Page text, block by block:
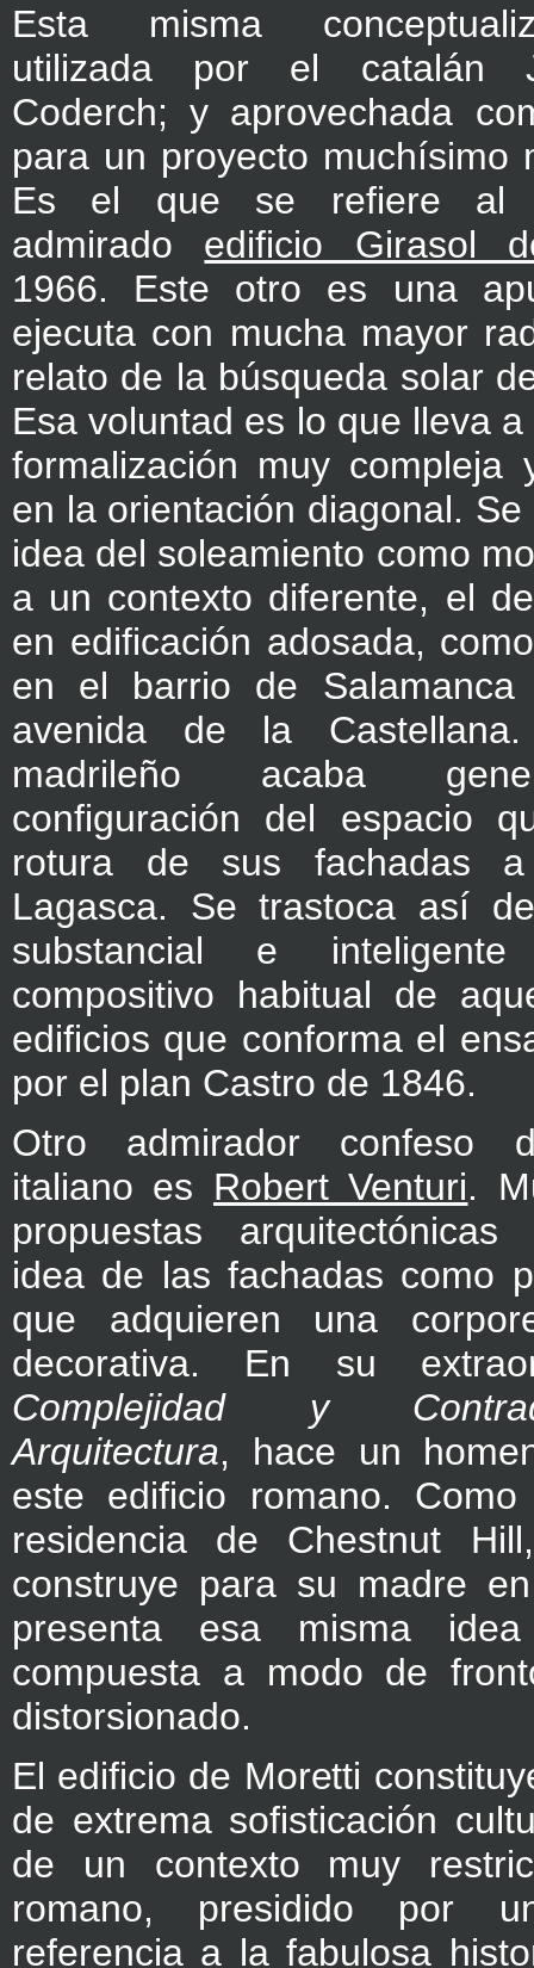
Esta misma
utilizada por el catalán
Coderch; y aprovechada
para un proyecto muchísimo
Es el que se refiere al
admirado edificio Girasol
1966. Este otro es una
ejecuta con mucha mayor
relato de la búsqueda solar
Esa voluntad es lo que lleva
formalización muy compleja
en la orientación diagonal.
idea del soleamiento como
a un contexto diferente, el
en edificación adosada,
en el barrio de
avenida de la
madrileño acaba
configuración del espacio
rotura de sus fachadas
Lagasca. Se trastoca así
substancial e
compositivo habitual de
edificios que conforma el
por el plan Castro de 1846.
Otro admirador confeso
italiano es Robert Venturi.
propuestas
idea de las fachadas como
que adquieren una
decorativa. En su
Complejidad y
Arquitectura, hace un
este edificio romano.
residencia de Chestnut
construye para su madre
presenta esa misma
compuesta a modo de
distorsionado.
El edificio de Moretti
de extrema sofisticación
de un contexto muy
romano, presidido por
referencia a la fabulosa